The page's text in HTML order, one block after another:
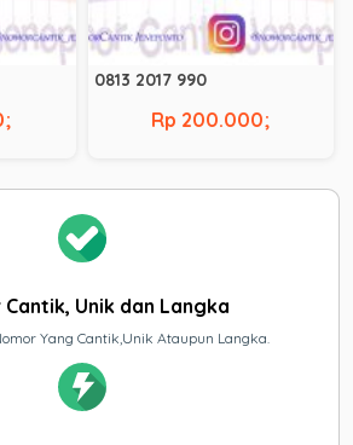
0813 2017 990
Rp 200.000;
Unik dan Langka
Yang Cantik,Unik Ataupun Langka.